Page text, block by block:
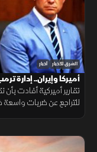
الشرق للأخبار أخبار
أميركا وإيران.. إدارة
تقارير أميركية أفادت
للتراجع عن ضربات واسعة